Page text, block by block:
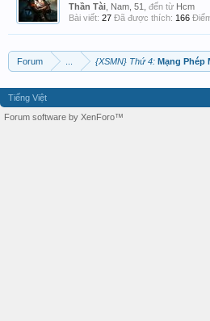
Thần Tài , Nam, 51, đến từ Hcm
Bài viết: 27 Đã được thích: 166
Forum {XSMN} Thứ 4: Mạng Phép
Tiếng Việt
Forum software by XenForo™